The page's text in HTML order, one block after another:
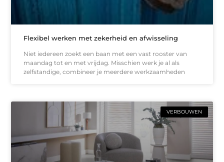
Flexibel werken met zekerheid en afwisseling
Niet iedereen zoekt een baan met een vast rooster van
maandag tot en met vrijdag. Misschien werk je al als
zelfstandige, combineer je meerdere werkzaamheden
VERBOUWEN